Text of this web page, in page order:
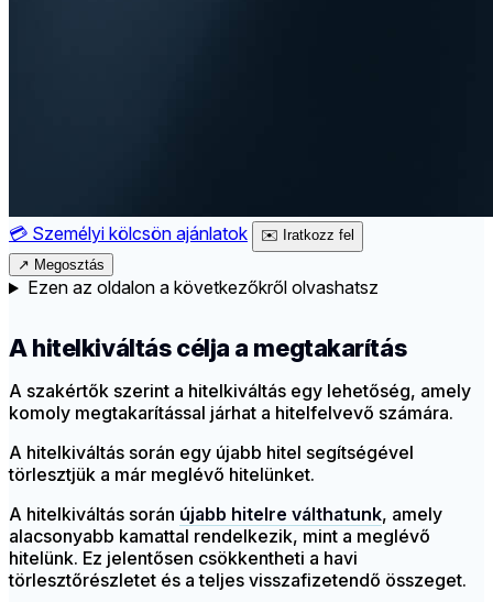
💳 Személyi kölcsön ajánlatok ✉️ Iratkozz fel
↗ Megosztás
Ezen az oldalon a következőkről olvashatsz
A hitelkiváltás célja a megtakarítás
A szakértők szerint a hitelkiváltás egy lehetőség, amely
komoly megtakarítással járhat a hitelfelvevő számára.
A hitelkiváltás során egy újabb hitel segítségével
törlesztjük a már meglévő hitelünket.
A hitelkiváltás során újabb hitelre válthatunk, amely
alacsonyabb kamattal rendelkezik, mint a meglévő
hitelünk. Ez jelentősen csökkentheti a havi
törlesztőrészletet és a teljes visszafizetendő összeget.